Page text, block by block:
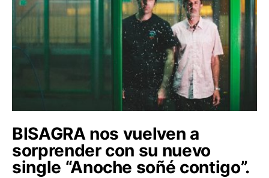
BISAGRA nos vuelven a
sorprender con su nuevo
single “Anoche soñé contigo”.